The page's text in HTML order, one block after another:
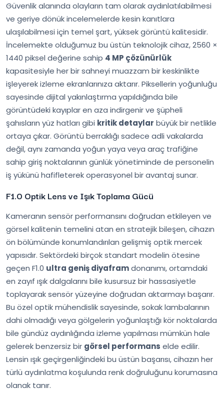
Güvenlik alanında olayların tam olarak aydınlatılabilmesi
ve geriye dönük incelemelerde kesin kanıtlara
ulaşılabilmesi için temel şart, yüksek görüntü kalitesidir.
İncelemekte olduğumuz bu üstün teknolojik cihaz, 2560 ×
1440 piksel değerine sahip 4 MP çözünürlük
kapasitesiyle her bir sahneyi muazzam bir keskinlikte
işleyerek izleme ekranlarınıza aktarır. Piksellerin yoğunluğu
sayesinde dijital yakınlaştırma yapıldığında bile
görüntüdeki kayıplar en aza indirgenir ve şüpheli
şahısların yüz hatları gibi kritik detaylar büyük bir netlikle
ortaya çıkar. Görüntü berraklığı sadece adli vakalarda
değil, aynı zamanda yoğun yaya veya araç trafiğine
sahip giriş noktalarının günlük yönetiminde de personelin
iş yükünü hafifleterek operasyonel bir avantaj sunar.
F1.0 Optik Lens ve Işık Toplama Gücü
Kameranın sensör performansını doğrudan etkileyen ve
görsel kalitenin temelini atan en stratejik bileşen, cihazın
ön bölümünde konumlandırılan gelişmiş optik mercek
yapısıdır. Sektördeki birçok standart modelin ötesine
geçen F1.0 ultra geniş diyaframdonanımı, ortamdaki
en zayıf ışık dalgalarını bile kusursuz bir hassasiyetle
toplayarak sensör yüzeyine doğrudan aktarmayı başarır.
Bu özel optik mühendislik sayesinde, sokak lambalarının
dahi olmadığı veya gölgelerin yoğunlaştığı kör noktalarda
bile gündüz aydınlığında izleme yapılması mümkün hale
gelerek benzersiz bir görsel performans elde edilir.
Lensin ışık geçirgenliğindeki bu üstün başarısı, cihazın her
türlü aydınlatma koşulunda renk doğruluğunu korumasına
olanak tanır.